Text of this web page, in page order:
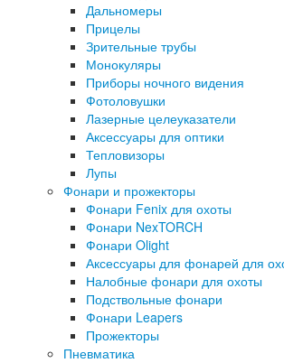
Дальномеры
Прицелы
Зрительные трубы
Монокуляры
Приборы ночного видения
Фотоловушки
Лазерные целеуказатели
Аксессуары для оптики
Тепловизоры
Лупы
Фонари и прожекторы
Фонари Fenix для охоты
Фонари NexTORCH
Фонари Olight
Аксессуары для фонарей для
Налобные фонари для охоты
Подствольные фонари
Фонари Leapers
Прожекторы
Пневматика